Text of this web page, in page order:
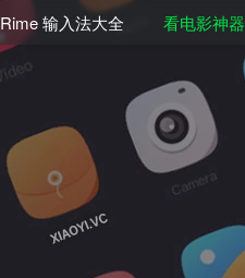
Rime 输入法大全 看电影神器